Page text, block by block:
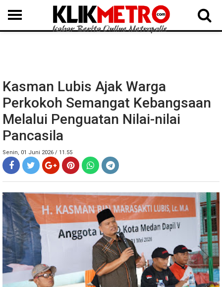
MEDAN LANGKAT DAIRI SAMOSIR TAPUT BATUBARA DELISERDANG
Kasman Lubis Ajak Warga
Perkokoh Semangat Kebangsaan
Melalui Penguatan Nilai-nilai
Pancasila
Senin, 01 Juni 2026 / 11.55